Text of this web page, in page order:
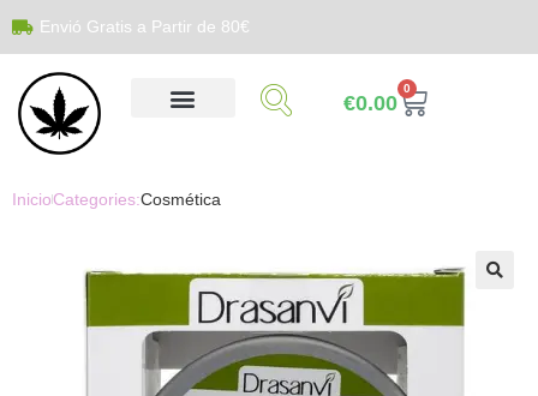
Envió Gratis a Partir de 80€
€0.00
0
InicioCategories:Cosmética